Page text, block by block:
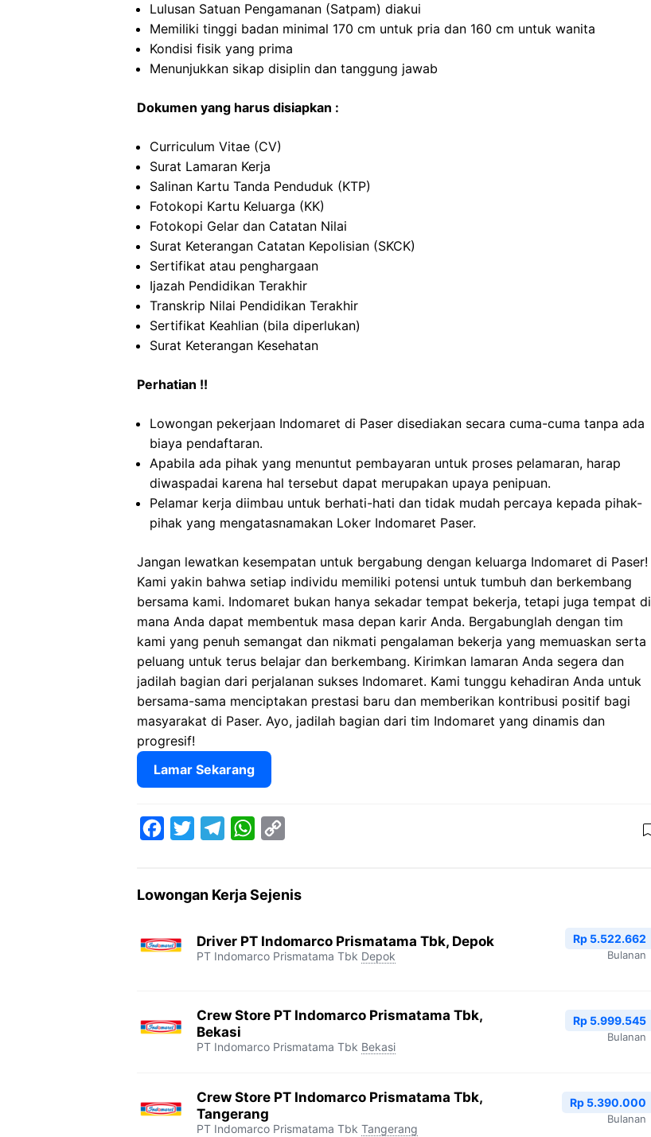
Lulusan Satuan Pengamanan (Satpam) diakui
Memiliki tinggi badan minimal 170 cm untuk pria dan 160 cm untuk wanita
Kondisi fisik yang prima
Menunjukkan sikap disiplin dan tanggung jawab
Dokumen yang harus disiapkan :
Curriculum Vitae (CV)
Surat Lamaran Kerja
Salinan Kartu Tanda Penduduk (KTP)
Fotokopi Kartu Keluarga (KK)
Fotokopi Gelar dan Catatan Nilai
Surat Keterangan Catatan Kepolisian (SKCK)
Sertifikat atau penghargaan
Ijazah Pendidikan Terakhir
Transkrip Nilai Pendidikan Terakhir
Sertifikat Keahlian (bila diperlukan)
Surat Keterangan Kesehatan
Perhatian !!
Lowongan pekerjaan Indomaret di Paser disediakan secara cuma-cuma tanpa ada
biaya pendaftaran.
Apabila ada pihak yang menuntut pembayaran untuk proses pelamaran, harap
diwaspadai karena hal tersebut dapat merupakan upaya penipuan.
Pelamar kerja diimbau untuk berhati-hati dan tidak mudah percaya kepada pihak-
pihak yang mengatasnamakan Loker Indomaret Paser.
Jangan lewatkan kesempatan untuk bergabung dengan keluarga Indomaret di Paser!
Kami yakin bahwa setiap individu memiliki potensi untuk tumbuh dan berkembang
bersama kami. Indomaret bukan hanya sekadar tempat bekerja, tetapi juga tempat di
mana Anda dapat membentuk masa depan karir Anda. Bergabunglah dengan tim
kami yang penuh semangat dan nikmati pengalaman bekerja yang memuaskan serta
peluang untuk terus belajar dan berkembang. Kirimkan lamaran Anda segera dan
jadilah bagian dari perjalanan sukses Indomaret. Kami tunggu kehadiran Anda untuk
bersama-sama menciptakan prestasi baru dan memberikan kontribusi positif bagi
masyarakat di Paser. Ayo, jadilah bagian dari tim Indomaret yang dinamis dan
progresif!
Lamar Sekarang
e
o
t
e
e
r
W
t
A
y
i
Lowongan Kerja Sejenis
Driver PT Indomarco Prismatama Tbk, Depok
PT Indomarco Prismatama Tbk Depok
Rp 5.522.662
Bulanan
Crew Store PT Indomarco Prismatama Tbk,
Bekasi
PT Indomarco Prismatama Tbk Bekasi
Rp 5.999.545
Bulanan
Crew Store PT Indomarco Prismatama Tbk,
Tangerang
PT Indomarco Prismatama Tbk Tangerang
Rp 5.390.000
Bulanan